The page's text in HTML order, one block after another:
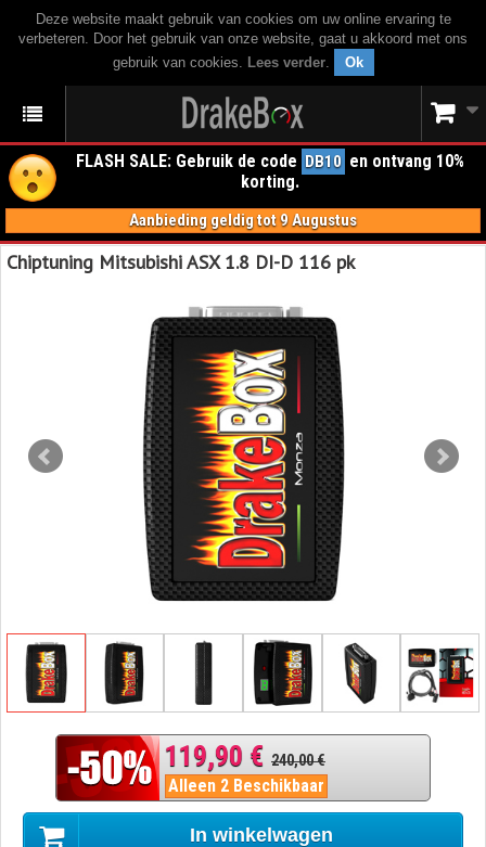
Deze website maakt gebruik van cookies om uw online ervaring te
verbeteren. Door het gebruik van onze website, gaat u akkoord met ons
gebruik van cookies. Lees verder. Ok
FLASH SALE: Gebruik de code DB10 en ontvang 10%
korting.
Aanbieding geldig tot 9 Augustus
Chiptuning Mitsubishi ASX 1.8 DI-D 116 pk
119,90 € 240,00 €
Alleen 2 Beschikbaar
In winkelwagen